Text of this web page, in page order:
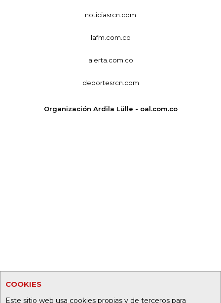
COOKIES
Este sitio web usa cookies propias y de terceros para
noticiasrcn.com
lafm.com.co
alerta.com.co
deportesrcn.com
Organización Ardila Lülle - oal.com.co